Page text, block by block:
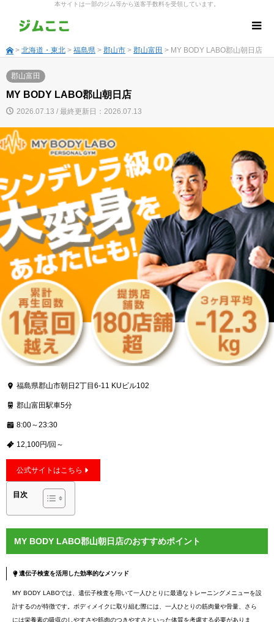
本サイトは一部のジム等から送客手数料を受領しています。
> 北海道・東北 > 福島県 > 郡山市 > 郡山富田 > MY BODY LABO郡山朝日店
郡山富田
MY BODY LABO郡山朝日店
2026.07.13 / 最終更新日：2026.07.13
福島県郡山市朝日2丁目6-11 KUビル102
郡山富田駅車5分
8:00～23:30
12,100円/回～
公式サイトはこちら
目次
MY BODY LABO郡山朝日店のおすすめポイント
遺伝子検査を活用した効率的なメソッド
MY BODY LABOでは、遺伝子検査を用いて一人ひとりに最適なトレーニングメニューを設
計するのが特徴です。ボディメイクに取り組む際には、一人ひとりの筋肉量や骨量、さら
には栄養素の吸収のしやすさや筋肉のつきやすさといった体質を考慮する必要がありま